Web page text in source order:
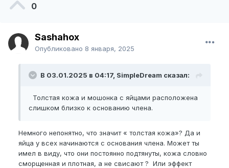
0
Sashahox
Опубликовано 8 января, 2025
В 03.01.2025 в 04:17, SimpleDream сказал:
Толстая кожа и мошонка с яйцами расположена
слишком близко к основанию члена.
Немного непонятно, что значит « толстая кожа»? Да и
яйца у всех начинаются с основания члена. Может ты
имел в виду, что они постоянно подтянуты, кожа словно
сморщенная и плотная, а не свисают ? Или эффект